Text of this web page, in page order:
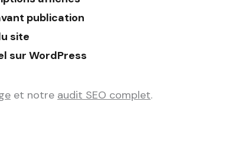
publication
site
sur WordPress
et notre audit SEO complet.